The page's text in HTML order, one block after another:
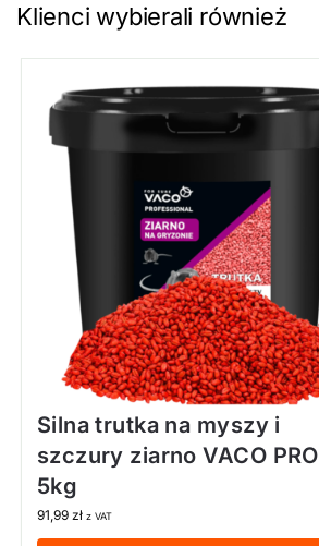
Klienci wybierali również
Silna trutka na myszy i
szczury ziarno VACO PRO
5kg
91,99 zł z VAT